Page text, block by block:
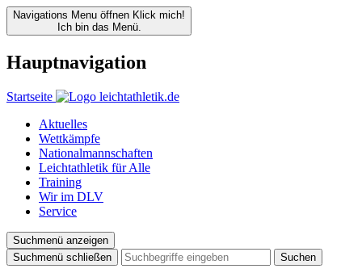
Navigations Menu öffnen Klick mich!
Ich bin das Menü.
Hauptnavigation
Startseite
Aktuelles
Wettkämpfe
Nationalmannschaften
Leichtathletik für Alle
Training
Wir im DLV
Service
Suchmenü anzeigen
Suchmenü schließen
Suchen